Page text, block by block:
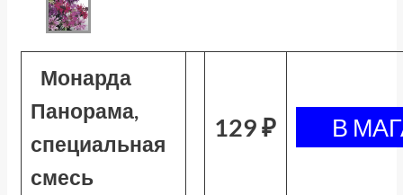
Монарда
Панорама,
специальная
смесь
129 ₽